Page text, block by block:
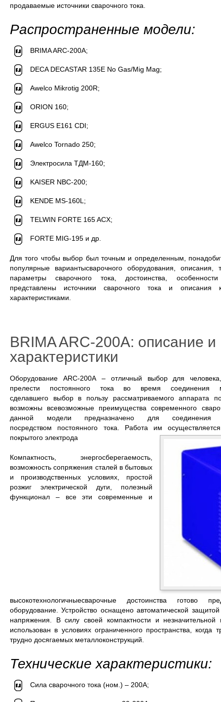
продаваемые источники сварочного тока.
Распространенные модели:
BRIMA ARC-200А;
DECA DECASTAR 135E No Gas/Mig Mag;
Awelco Mikrotig 200R;
ORION 160;
ERGUS E161 CDI;
Awelco Tornado 250;
Электросила ТДМ-160;
KAISER NBC-200;
KENDE MS-160L;
TELWIN FORTE 165 ACX;
FORTE MIG-195 и др.
Для того чтобы выбор был точным и определенным,
популярные вариантысварочного оборудования, описания,
параметры сварочного тока, достоинства,
представлены источники сварочного тока и
характеристиками.
BRIMA ARC-200А: описание и
характеристики
Оборудование ARC-200А – отличный выбор для
прелести постоянного тока во время соединения
сделавшего выбор в пользу рассматриваемого аппарата
возможны всевозможные преимущества современного
данной модели предназначено для
посредством постоянного тока. Работа им
покрытого электрода
Компактность, энергосберегаемость,
возможность сопряжения сталей в бытовых
и производственных условиях, простой
розжиг электрической дуги, полезный
функционал – все эти современные и
высокотехнологичныесварочные достоинства готово
оборудование. Устройство оснащено автоматической
напряжения. В силу своей компактности и
использован в условиях ограниченного пространства, когда
трудно досягаемых металлоконструкций.
Технические характеристики:
Сила сварочного тока (ном.) – 200А;